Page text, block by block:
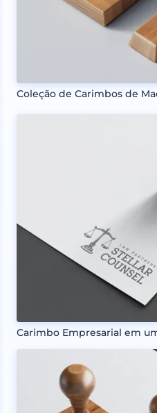
Coleção de Carimbos de
Carimbo Empresarial em